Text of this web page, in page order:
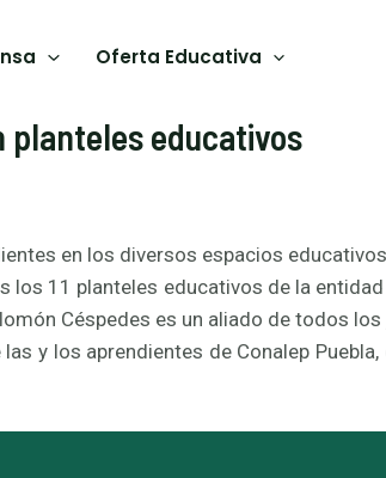
Oferta Educativa
planteles educativos
en los diversos espacios
los 11 planteles educativos de la
Céspedes es un aliado de todos los
y los aprendientes de Conalep